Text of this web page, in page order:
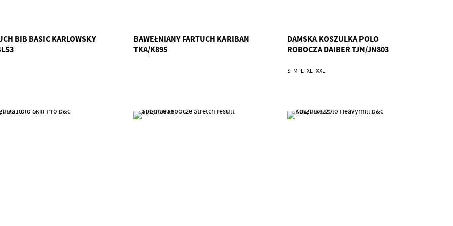
BIB BASIC KARLOWSKY
BAWEŁNIANY FARTUCH KARIBAN
TKA/K895
DAMSKA KOSZULKA POLO
ROBOCZA DAIBER TJN/JN803
S M L XL XXL